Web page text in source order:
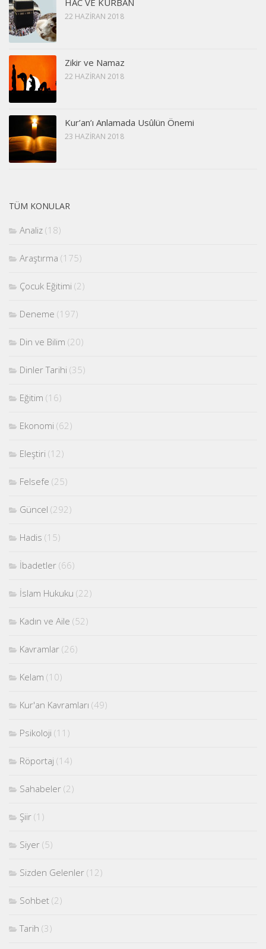
22 HAZIRAN 2018
Zikir ve Namaz
22 HAZIRAN 2018
Kur’an’ı Anlamada Usûlün Önemi
23 HAZIRAN 2018
TÜM KONULAR
Analiz (18)
Araştırma (175)
Çocuk Eğitimi (2)
Deneme (197)
Din ve Bilim (20)
Dinler Tarihi (35)
Eğitim (16)
Ekonomi (62)
Eleştiri (12)
Felsefe (25)
Güncel (292)
Hadis (15)
İbadetler (66)
İslam Hukuku (22)
Kadın ve Aile (52)
Kavramlar (26)
Kelam (10)
Kur'an Kavramları (49)
Psikoloji (11)
Röportaj (14)
Sahabeler (2)
Şiir (1)
Siyer (5)
Sizden Gelenler (12)
Sohbet (2)
Tarih (3)